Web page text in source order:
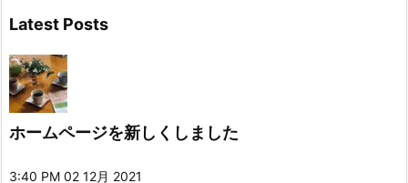
Latest Posts
ホームページを新しくしました
3:40 PM 02 12月 2021